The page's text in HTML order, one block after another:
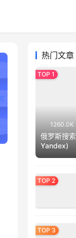
热门文章
1260.0K
俄罗斯搜
Yandex)